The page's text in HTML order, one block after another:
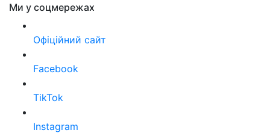
Ми у соцмережах
Офіційний сайт
Facebook
TikTok
Instagram